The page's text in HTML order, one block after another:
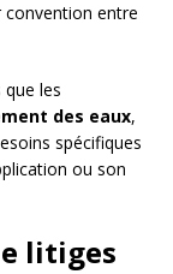
convention entre
les
des eaux,
spécifiques
ou son
litiges